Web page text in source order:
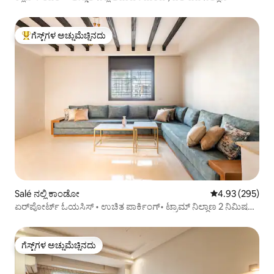
ಗೆಸ್ಟ್‌ಗಳಿಗೆ ಅತಿ ಹೆಚ್ಚು ಅಚ್ಚುಮೆಚ್ಚಿನದು
ಗೆಸ್ಟ್‌ಗಳ ಅಚ್ಚುಮೆಚ್ಚಿನದು
Salé ನಲ್ಲಿ ಕಾಂಡೋ 5 ರಲ್ಲಿ 4.93
4.93 (295)
ಏರ್‌ಪೋರ್ಟ್ ಓಯಸಿಸ್ • ಉಚಿತ ಪಾರ್ಕಿಂಗ್• ಟ್ರಾಮ್ ನಿಲ್ದಾಣ 2 ನಿಮಿಷಗಳ
ಗೆಸ್ಟ್‌ಗಳ ಅಚ್ಚುಮೆಚ್ಚಿನದು
ಗೆಸ್ಟ್‌ಗಳ ಅಚ್ಚುಮೆಚ್ಚಿನದು